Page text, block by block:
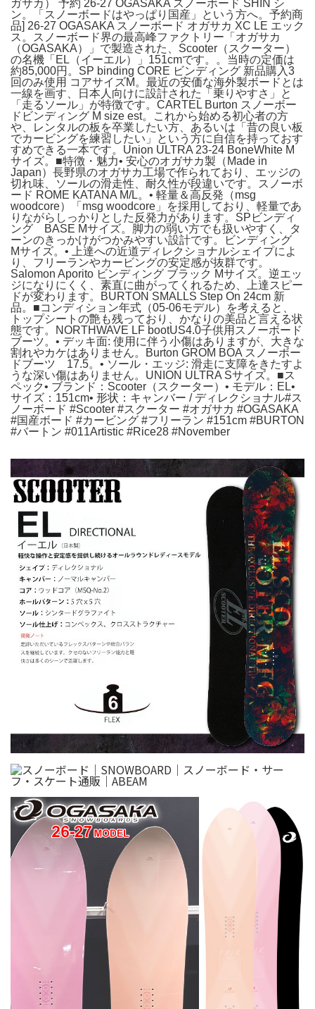
ガサカ） 予約 26-27 OGASAKA スノーボード SHIN シ
ン。「スノーボードはやっぱり国産」という方へ。予約商
品] 26-27 OGASAKA スノーボード オガサカ XC LE エック
ス。スノーボード界の最高峰ファクトリー「オガサカ
（OGASAKA）」で製造された、Scooter（スクーター）
の名機「EL（イーエル）」151cmです。。当時の定価は
約85,000円。SP binding CORE ビンディング 新品購入3
回のみ使用 コアサイズM。最近の安価な海外製ボードとは
一線を画す、日本人向けに設計された「乗りやすさ」と
「走るソール」が特徴です。CARTEL Burton スノーボー
ドビンディング M size est。これから始める初心者の方
や、レンタルの板を卒業したい方、あるいは「昔の良い板
でカービングを練習したい」という方に自信を持っておす
すめできる一本です。Union ULTRA 23-24 BoneWhite M
サイズ。■特徴・魅力• 安心のオガサカ製（Made in
Japan）長野県のオガサカ工場で作られており、エッジの
切れ味、ソールの滑走性、耐久性が段違いです。スノーボ
ード ROME KATANA M/L。• 軽量＆高反発（msg
woodcore）「msg woodcore」を採用しており、軽量であ
りながらしっかりとした反発力があります。SPビンディ
ング BASE Mサイズ。脚力の弱い方でも扱いやすく、タ
ーンのきっかけがつかみやすい設計です。ビンディング
Mサイズ。• 上達への近道ディレクショナルシェイプによ
り、フリーランやカービングの安定感が抜群です。
Salomon Aporito ビンディング ブラック Mサイズ。逆エッ
ジになりにくく、素直に曲がってくれるため、上達スピー
ドが変わります。BURTON SMALLS Step On 24cm 新
品。■コンディション年式（05-06モデル）を考えると、
トップシートの艶も残っており、かなりの美品と言える状
態です。NORTHWAVE LF bootUS4.0子供用スノーボード
ブーツ。• デッキ面: 使用に伴う小傷はありますが、大きな
割れやカケはありません。Burton GROM BOA スノーボー
ドブーツ 17.5。• ソール・エッジ: 滑走に支障をきたすよ
うな深い傷はありません。UNION ULTRA Sサイズ。■ス
ペック• ブランド：Scooter（スクーター）• モデル：EL•
サイズ：151cm• 形状：キャンバー / ディレクショナル#ス
ノーボード #Scooter #スクーター #オガサカ #OGASAKA
#国産ボード #カービング #フリーラン #151cm #BURTON
#バートン #011Artistic #Rice28 #November